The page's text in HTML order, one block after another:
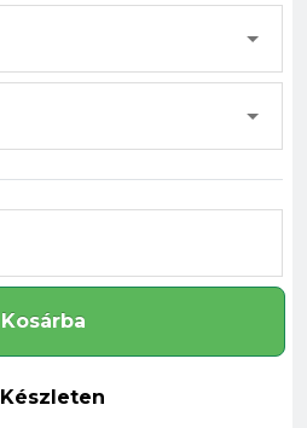
Kosárba
Készleten